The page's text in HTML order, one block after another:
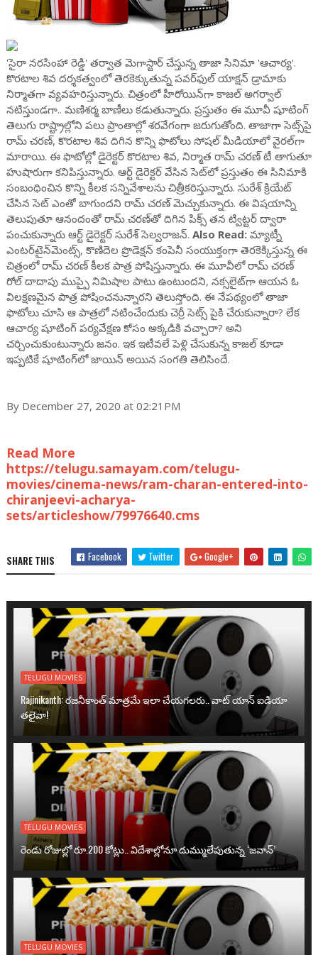
'సైరా నరసింహా రెడ్డి' తర్వాత మెగాస్టార్‌ చేస్తున్న తాజా సినిమా 'ఆచార్య'.
కొరటాల శివ దర్శకత్వంలో తెరకెక్కుతున్న పవర్‌ఫుల్‌ యాక్షన్‌ డ్రామాకు
నిర్మాతగా వ్యవహరిస్తున్నారు. చిత్రంలో హీరోయిన్‌గా కాజల్‌ అగర్వాల్‌
నటిస్తుండగా.. మణిశర్మ బాణీలు కడుతున్నారు. ప్రస్తుతం ఈ మూవీ షూటింగ్
తెలుగు రాష్ట్రాల్లోని పలు ప్రాంతాల్లో శరవేగంగా జరుగుతోంది. తాజాగా సెట్స్‌పై
రామ్ చరణ్, కొరటాల శివ దిగిన కొన్ని ఫొటోలు సోషల్ మీడియాలో వైరల్‌గా
మారాయి. ఈ ఫొటోల్లో డైరెక్టర్ కొరటాల శివ, నిర్మాత రామ్ చరణ్ టీ తాగుతూ
హుషారుగా కనిపిస్తున్నారు. ఆర్ట్‌ డైరెక్టర్‌ వేసిన సెట్‌లో ప్రస్తుతం ఈ సినిమాకి
సంబంధించిన కొన్ని కీలక సన్నివేశాలను చిత్రీకరిస్తున్నారు. సురేశ్‌ క్రియేట్‌
చేసిన సెట్‌ ఎంతో బాగుందని రామ్ చరణ్ మెచ్చుకున్నారు. ఈ విషయాన్ని
తెలుపుతూ ఆనందంతో రామ్ చరణ్‌తో దిగిన పిక్స్ తన ట్విట్టర్ ద్వారా
పంచుకున్నారు ఆర్ట్‌ డైరెక్టర్‌ సురేశ్‌ సెల్వరాజన్. Also Read:మ్యాట్నీ
ఎంటర్‌టైన్‌మెంట్స్‌, కొణిదెల ప్రొడెక్షన్‌ కంపెనీ సంయుక్తంగా తెరకెక్కిస్తున్న ఈ
చిత్రంలో రామ్ చరణ్ కీలక పాత్ర పోషిస్తున్నారు. ఈ మూవీలో రామ్ చరణ్
రోల్ దాదాపు ముప్పై నిమిషాల పాటు ఉంటుందని, నక్సలైట్‌గా ఆయన ఓ
విలక్షణమైన పాత్ర పోషించనున్నారని తెలుస్తోంది. ఈ నేపథ్యంలో తాజా
ఫొటోలు చూసి ఆ పాత్రలో నటించేందుకు చెర్రీ సెట్స్ పైకి చేరుకున్నారా? లేక
ఆచార్య షూటింగ్ పర్యవేక్షణ కోసం అక్కడికి వచ్చారా? అని
చర్చించుకుంటున్నారు జనం. ఇక ఇటీవలే పెళ్లి చేసుకున్న కాజల్ కూడా
ఇప్పటికే షూటింగ్‌లో జాయిన్ అయిన సంగతి తెలిసిందే.
By December 27, 2020 at 02:21PM
Read More
https://telugu.samayam.com/telugu-
movies/cinema-news/ram-charan-entered-into-
chiranjeevi-acharya-
sets/articleshow/79976640.cms
SHARE THIS Facebook Twitter Google+
TELUGU MOVIES
Rajinikanth: రజనీకాంత్ మాత్రమే ఇలా చేయగలరు.. వాట్ యాన్ ఐడియా
తలైవా!
TELUGU MOVIES
రెండు రోజుల్లో రూ.200 కోట్లు.. విదేశాల్లోనూ దుమ్ములేపుతున్న ‘జవాన్’
TELUGU MOVIES